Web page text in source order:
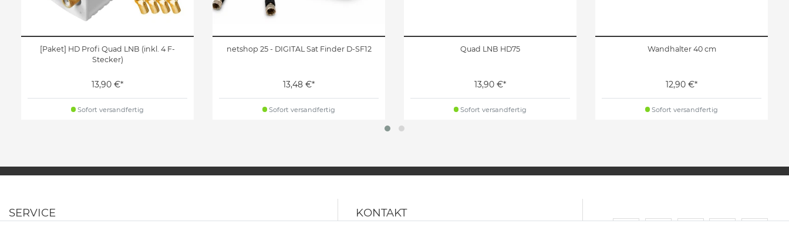
[Paket] HD Profi Quad LNB (inkl. 4 F-
Stecker)
13,90 €*
Sofort versandfertig
netshop 25 - DIGITAL Sat Finder D-SF12
13,48 €*
Sofort versandfertig
Quad LNB HD75
13,90 €*
Sofort versandfertig
Wandhalter 40 cm
12,90 €*
Sofort versandfertig
SERVICE KONTAKT